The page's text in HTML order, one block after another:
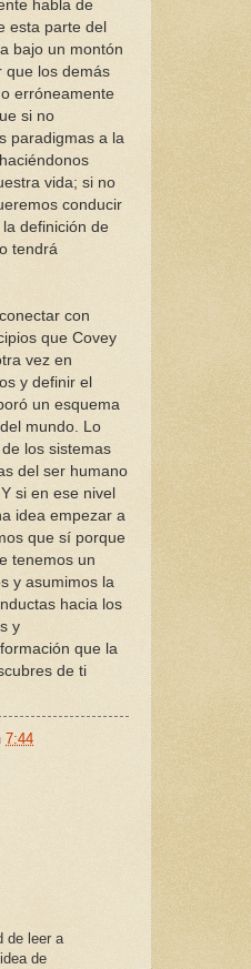
habla de
esta parte del
bajo un montón
que los demás
erróneamente
si no
paradigmas a la
vida; si no
conducir
definición de
tendrá
con
que Covey
vez en
y definir el
un esquema
mundo. Lo
los sistemas
del ser humano
si en ese nivel
idea empezar a
que sí porque
tenemos un
y asumimos la
hacia los
y
que la
de ti
7:44
de leer a
de